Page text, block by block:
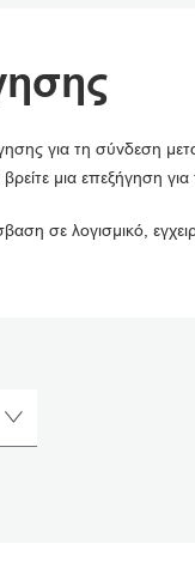
για τη σύνδεση
μια επεξήγηση
σε λογισμικό,